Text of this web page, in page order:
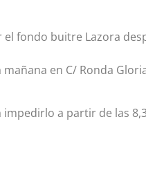
el fondo buitre Lazora
en C/ Ronda
impedirlo a partir de las